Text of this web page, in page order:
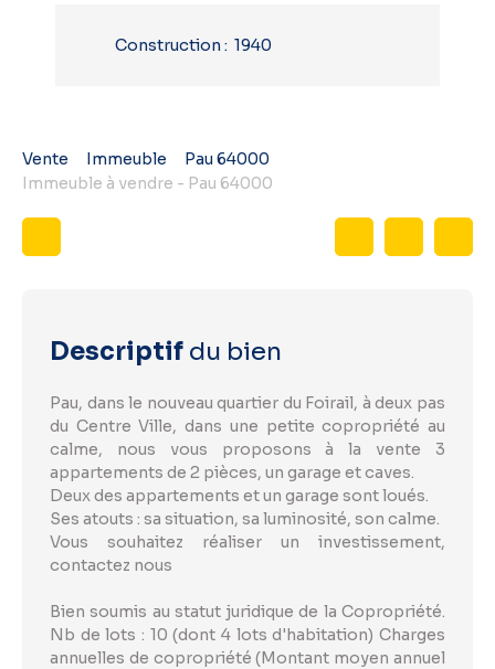
Construction : 1940
Vente Immeuble
Pau 64000
Immeuble à vendre - Pau 64000
Descriptif du bien
Pau, dans le nouveau quartier du Foirail, à deux pas
du Centre Ville, dans une petite copropriété au
calme, nous vous proposons à la vente 3
appartements de 2 pièces, un garage et caves.
Deux des appartements et un garage sont loués.
Ses atouts : sa situation, sa luminosité, son calme.
Vous souhaitez réaliser un investissement,
contactez nous
Bien soumis au statut juridique de la Copropriété.
Nb de lots : 10 (dont 4 lots d'habitation) Charges
annuelles de copropriété (Montant moyen annuel